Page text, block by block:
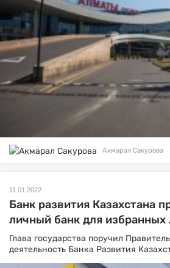
Акмарал Сакурова
11.01.2022
Банк развития Казахстана
личный банк для избранных
Глава государства поручил
деятельность Банка Развития